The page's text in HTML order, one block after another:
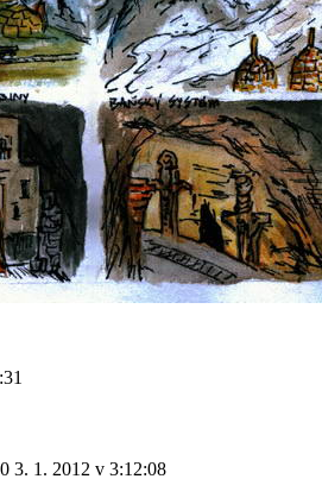
3. 1. 2012 v 3:12:08